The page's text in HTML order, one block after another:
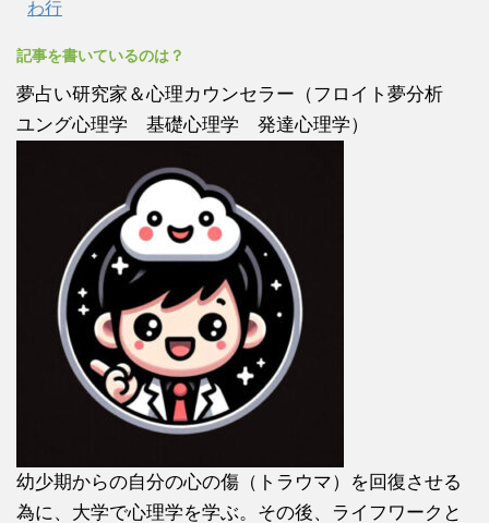
わ行
記事を書いているのは？
夢占い研究家＆心理カウンセラー（フロイト夢分析
ユング心理学 基礎心理学 発達心理学）
幼少期からの自分の心の傷（トラウマ）を回復させる
為に、大学で心理学を学ぶ。その後、ライフワークと